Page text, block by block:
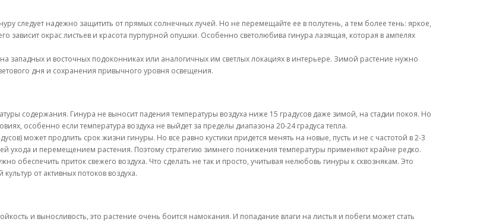
следует надежно защитить от прямых солнечных лучей. Но не перемещайте ее в полутень, а тем более тень: яркое,
зависит окрас листьев и красота пурпурной опушки. Особенно светолюбива гинура лазящая, которая в ампелях
западных и восточных подоконниках или аналогичных им светлых локациях в интерьере. Зимой растение нужно
дня и сохранения привычного уровня освещения.
содержания. Гинура не выносит падения температуры воздуха ниже 15 градусов даже зимой, на стадии покоя. Но
особенно если температура воздуха не выйдет за пределы диапазона 20-24 градуса тепла.
может продлить срок жизни гинуры. Но все равно кустики придется менять на новые, пусть и не с частотой в 2-3
ухода и перемещением растения. Поэтому стратегию зимнего понижения температуры применяют крайне редко.
обеспечить приток свежего воздуха. Что сделать не так и просто, учитывая нелюбовь гинуры к сквознякам. Это
от активных потоков воздуха.
и выносливость, это растение очень боится намокания. И попадание влаги на листья и побеги может стать